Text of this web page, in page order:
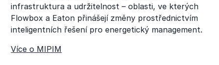
infrastruktura a udržitelnost – oblasti, ve kterých
Flowbox a Eaton přinášejí změny prostřednictvím
inteligentních řešení pro energetický management.
Více o MIPIM